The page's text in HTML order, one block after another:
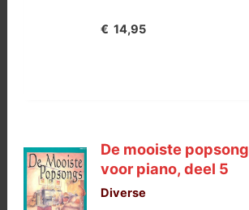
€ 14,95
De mooiste
voor piano, deel 5
Diverse